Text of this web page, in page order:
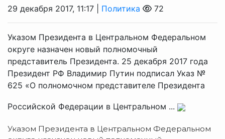
29 декабря 2017, 11:17 | Политика 72
Указом Президента в Центральном Федеральном
округе назначен новый полномочный
представитель Президента. 25 декабря 2017 года
Президент РФ Владимир Путин подписал Указ №
625 «О полномочном представителе Президента
Российской Федерации в Центральном ...
Указом Президента в Центральном Федеральном